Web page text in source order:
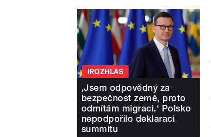
IROZHLAS
‚Jsem odpovědný za
bezpečnost země, proto
odmítám migraci.‘ Polsko
nepodpořilo deklaraci
summitu